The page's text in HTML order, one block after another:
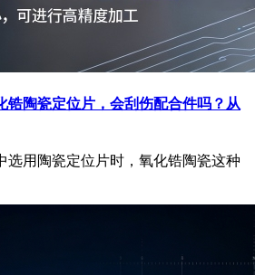
锆陶瓷定位片，会刮伤配合件吗？从
用陶瓷定位片时，氧化锆陶瓷这种